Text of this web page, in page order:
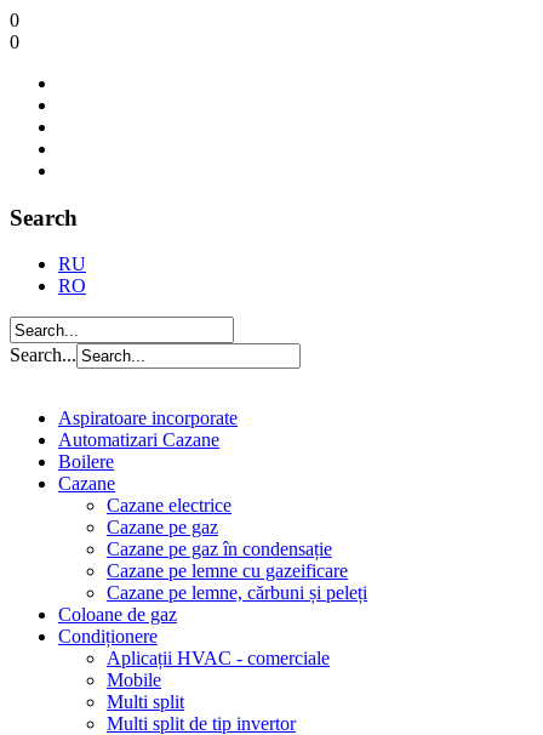
0
0
Search
RU
RO
Search...
Aspiratoare incorporate
Automatizari Cazane
Boilere
Cazane
Cazane electrice
Cazane pe gaz
Cazane pe gaz în condensație
Cazane pe lemne cu gazeificare
Cazane pe lemne, cărbuni și peleți
Coloane de gaz
Condiționere
Aplicații HVAC - comerciale
Mobile
Multi split
Multi split de tip invertor